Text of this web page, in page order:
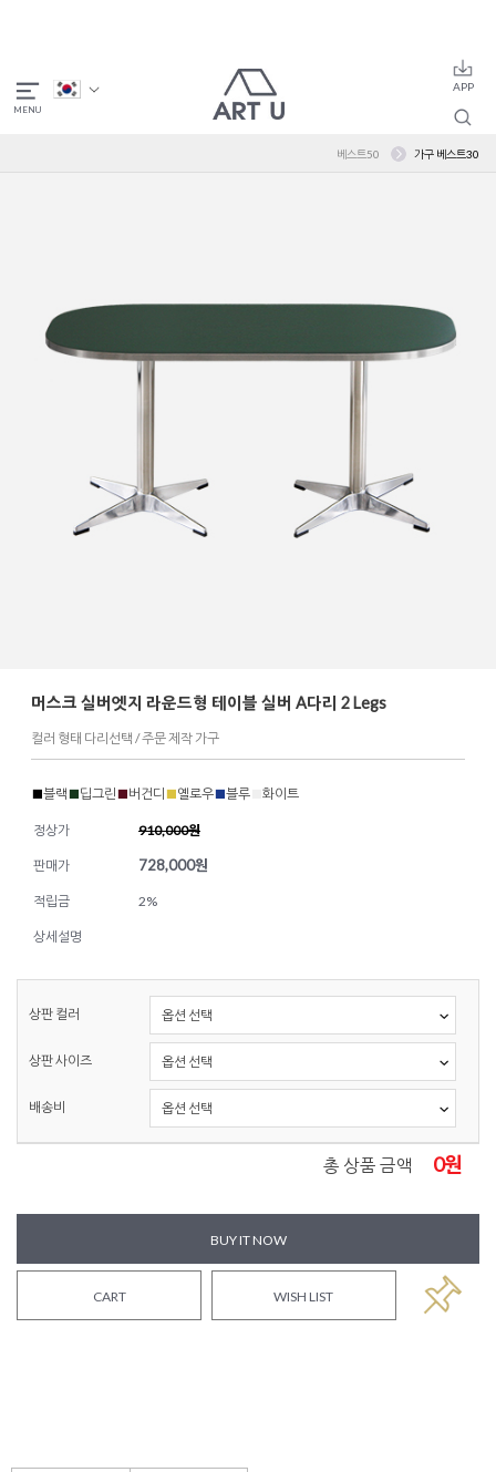
베스트50 가구 베스트30
머스크 실버엣지 라운드형 테이블 실버 A다리 2 Legs
컬러 형태 다리선택 / 주문 제작 가구
■블랙■딥그린■버건디 ■옐로우■블루 화이트
정상가 910,000원
판매가 728,000원
적립금 2%
상세설명
상판 컬러
상판 사이즈
배송비
총 상품 금액 0원
BUY IT NOW
CART WISH LIST